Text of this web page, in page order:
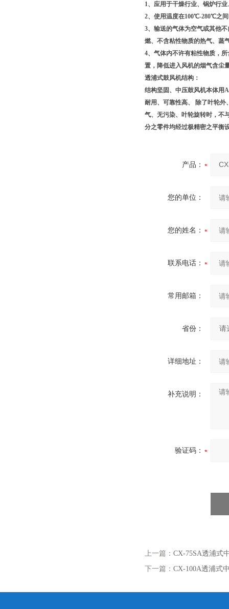
1、应用于干燥行业、锅炉行
2、使用温度在100℃-280℃之
3、输送的气体为空气或其他
燃、不含粘性物质的热气、蒸
4、气体内不许有粘性物质，
置，降低进入风机的烟气含尘
透浦式鼓风机结构：
结构坚固、中压鼓风机本体用
耐用、可靠性高、 除了叶轮
气、无污染、叶轮旋转时，不
分之零件均经过极精密之平衡
产品：
您的单位：
您的姓名：
联系电话：
常用邮箱：
省份：
详细地址：
补充说明：
验证码：
上一篇： CX-75SA透浦式
下一篇： CX-100A透浦式